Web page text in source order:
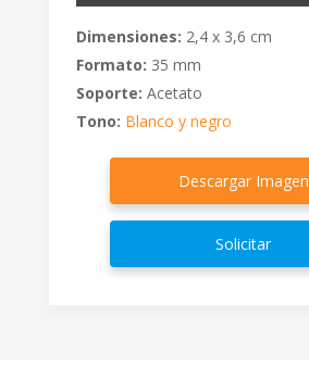
Dimensiones: 2,4 x 3,6 cm
Formato: 35 mm
Soporte: Acetato
Tono: Blanco y negro
Descargar Imagen
Solicitar